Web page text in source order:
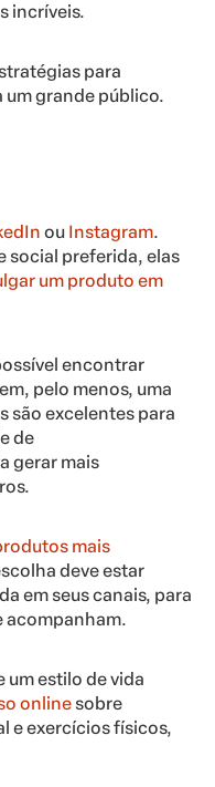
incríveis.
para
grande público.
ou Instagram.
social preferida, elas
um produto em
encontrar
pelo menos, uma
são excelentes para
de
gerar mais
mais
deve estar
em seus canais, para
acompanham.
um estilo de vida
onlinesobre
e exercícios físicos,